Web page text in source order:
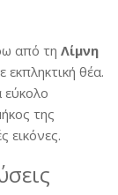
από τη Λίμνη
θέα.
εύκολο
της
εικόνες.